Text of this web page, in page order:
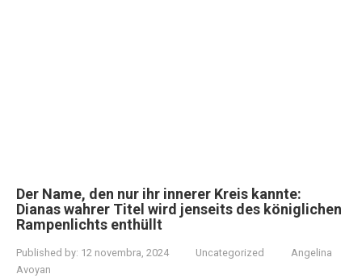
Der Name, den nur ihr innerer Kreis kannte:
Dianas wahrer Titel wird jenseits des königlichen
Rampenlichts enthüllt
Published by: 12 novembra, 2024 Uncategorized
Angelina
Avoyan